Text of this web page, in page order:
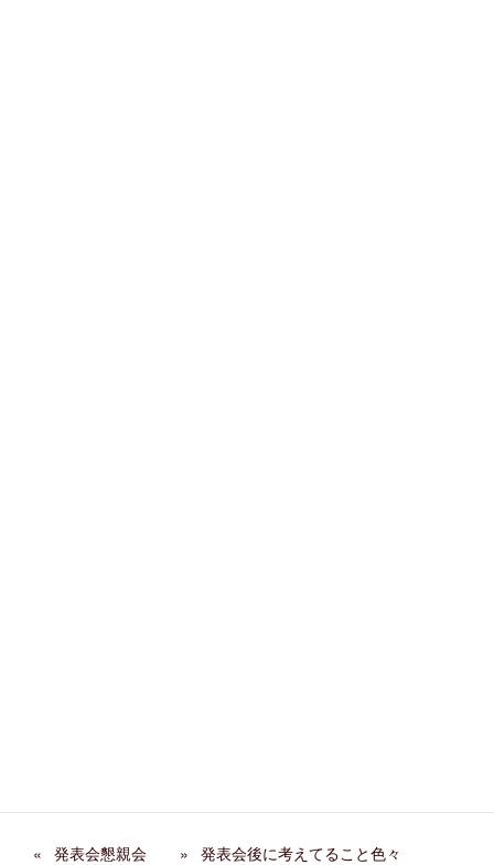
発表会懇親会 発表会後に考えてること色々